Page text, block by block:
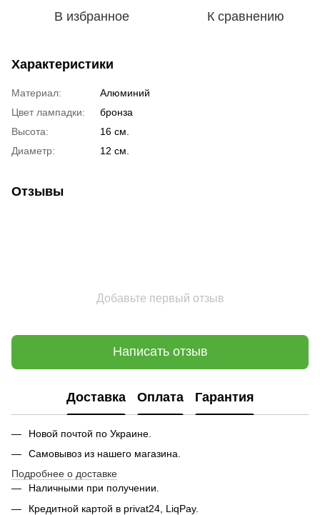
В избранное К сравнению
Характеристики
Материал:
Алюминий
Цвет лампадки:
бронза
Высота:
16 см.
Диаметр:
12 см.
Отзывы
Добавьте первый отзыв
Написать отзыв
Доставка Оплата Гарантия
Новой почтой по Украине.
Самовывоз из нашего магазина.
Подробнее о доставке
Наличными при получении.
Кредитной картой в privat24, LiqPay.